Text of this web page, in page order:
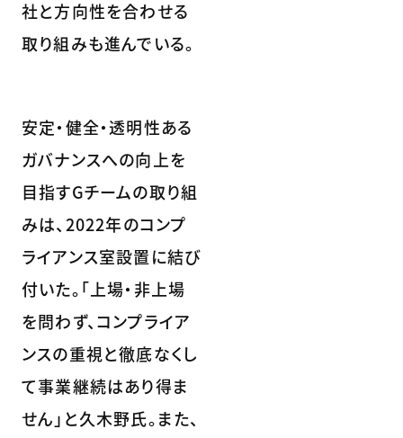
社と方向性を合わせる
取り組みも進んでいる。
安定・健全・透明性ある
ガバナンスへの向上を
目指すGチームの取り組
みは、2022年のコンプ
ライアンス室設置に結び
付いた。「上場・非上場
を問わず、コンプライア
ンスの重視と徹底なくし
て事業継続はあり得ま
せん」と久木野氏。また、